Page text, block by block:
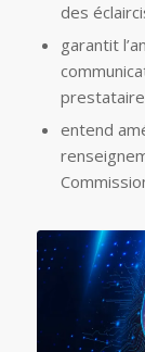
des
garantit
entend